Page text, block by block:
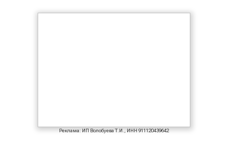
Реклама: ИП Волобуева Т.И., ИНН 911120439642